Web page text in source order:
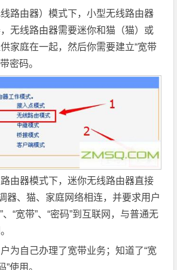
路由器）模式下，小型无线路由器
无线路由器需要迷你和猫（猫）或
家庭在一起，然后你需要建立“宽带
密码。
由器模式下，迷你无线路由器直接
器、猫、家庭网络相连，并要求用户
、“宽带”、“密码”到互联网，与普通无
为自己办理了宽带业务；知道了“宽
”使用。